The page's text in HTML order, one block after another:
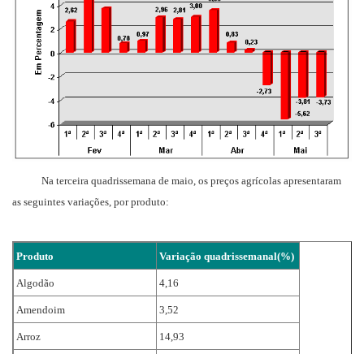
Na terceira quadrissemana de maio, os preços agrícolas apresentaram
as seguintes variações, por produto:
Produto Variação quadrissemanal(%)
Algodão 4,16
Amendoim 3,52
Arroz 14,93